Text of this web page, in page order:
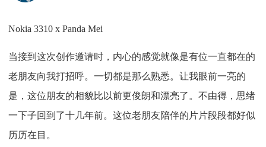
Nokia 3310 x Panda Mei
当接到这次创作邀请时，内心的感觉就像是有位一直都在的
老朋友向我打招呼。一切都是那么熟悉。让我眼前一亮的
是，这位朋友的相貌比以前更俊朗和漂亮了。不由得，思绪
一下子回到了十几年前。这位老朋友陪伴的片片段段都好似
历历在目。